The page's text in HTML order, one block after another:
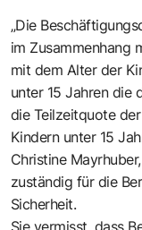
„Die
im Zusammenhang
mit dem Alter der
unter 15 Jahren die
die Teilzeitquote
Kindern unter 15
Christine
zuständig für die
Sicherheit.